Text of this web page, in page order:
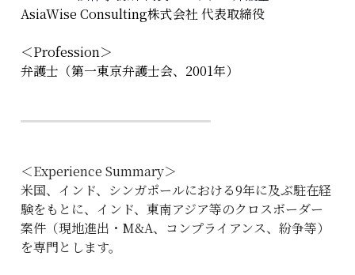
AsiaWise Consulting株式会社 代表取締役
＜Profession＞
弁護士（第一東京弁護士会、2001年）
＜Experience Summary＞
米国、インド、シンガポールにおける9年に及ぶ駐在経
験をもとに、インド、東南アジア等のクロスボーダー
案件（現地進出・M&A、コンプライアンス、紛争等）
を専門とします。